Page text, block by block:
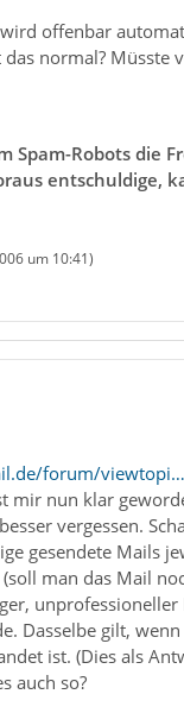
offenbar
normal?
Spam-Robots
um 10:41)
forum/
mir nun klar
vergessen.
gesendete Mails
man das Mail
Dasselbe gilt,
ist. (Dies als
auch so?